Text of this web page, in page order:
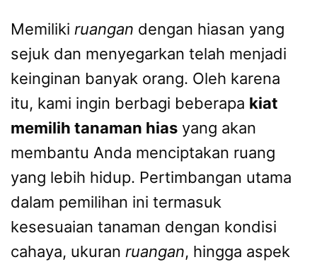
Memiliki ruangan dengan hiasan yang
sejuk dan menyegarkan telah menjadi
keinginan banyak orang. Oleh karena
itu, kami ingin berbagi beberapa kiat
memilih tanaman hias yang akan
membantu Anda menciptakan ruang
yang lebih hidup. Pertimbangan utama
dalam pemilihan ini termasuk
kesesuaian tanaman dengan kondisi
cahaya, ukuran ruangan, hingga aspek